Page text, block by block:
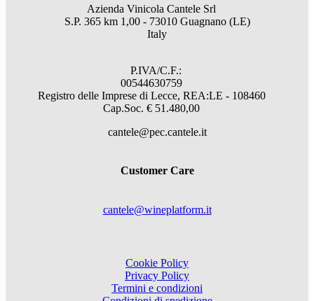
Azienda Vinicola Cantele Srl
S.P. 365 km 1,00 - 73010 Guagnano (LE)
Italy
P.IVA/C.F.:
00544630759
Registro delle Imprese di Lecce, REA:LE - 108460
Cap.Soc. € 51.480,00
cantele@pec.cantele.it
Customer Care
cantele@wineplatform.it
Cookie Policy
Privacy Policy
Termini e condizioni